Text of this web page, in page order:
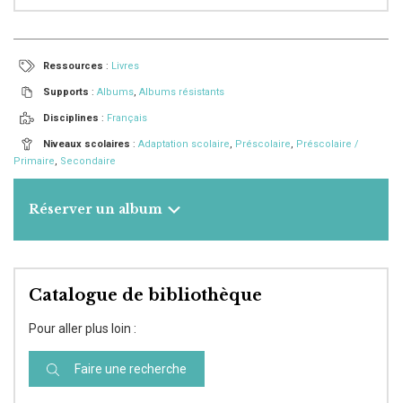
Ressources : Livres
Supports : Albums, Albums résistants
Disciplines : Français
Niveaux scolaires : Adaptation scolaire, Préscolaire, Préscolaire /
Primaire, Secondaire
Réserver un album
Catalogue de bibliothèque
Pour aller plus loin :
Faire une recherche